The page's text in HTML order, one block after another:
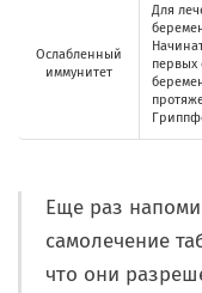
Ослабленный
иммунитет
Для
первых
Еще раз
самолечение
что они